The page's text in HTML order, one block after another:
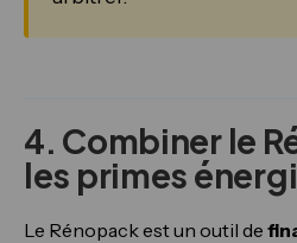
4. Combiner le
les primes
Le Rénopack est un outil de